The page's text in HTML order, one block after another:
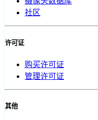
社区
许可证
购买许可证
管理许可证
其他